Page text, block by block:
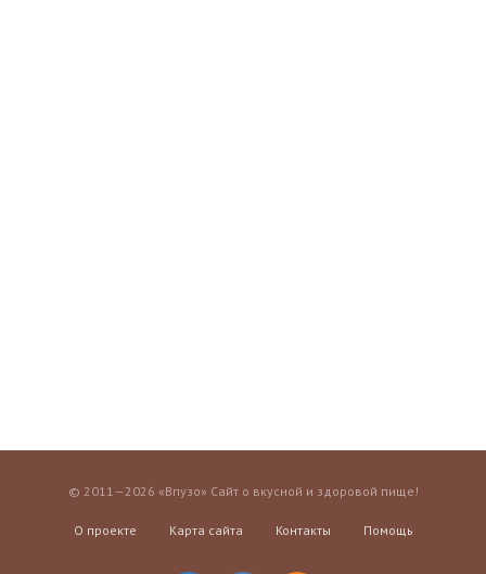
© 2011—2026 «Впузо» Сайт о вкусной и здоровой пище!
О проекте Карта сайта Контакты Помощь